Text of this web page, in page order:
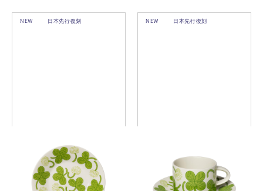
NEW 日本先行復刻
アピラ プレート 16.5cm / ソ
ーサー
￥4,400 (税込)
NEW 日本先行復刻
アピラ カップ＆ソーサー
￥9,900 (税込)